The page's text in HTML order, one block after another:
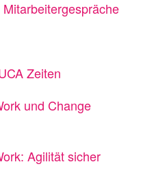
Zeiten
und Change
Agilität sicher